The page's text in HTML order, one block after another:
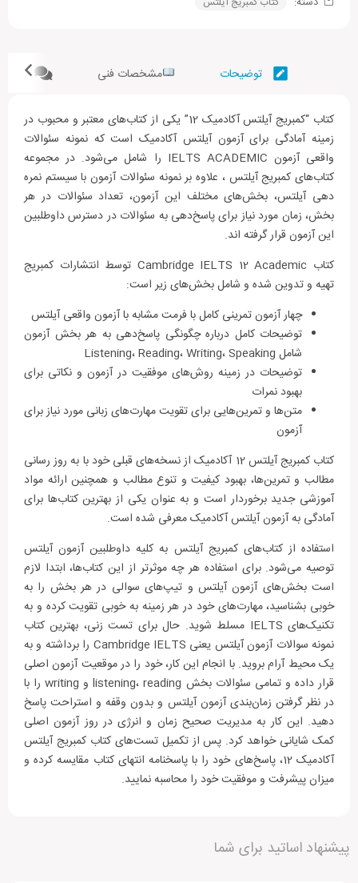
توضیحات مشخصات فنی
کتاب “کمبریج آیلتس آکادمیک 12” یکی از کتاب‌های معتبر و محبوب در
زمینه آمادگی برای آزمون آیلتس آکادمیک است که نمونه سئوالات
واقعی آزمون IELTS ACADEMIC را شامل می‌شود. در مجموعه
کتاب‌های کمبریج آیلتس ، علاوه بر نمونه سئوالات آزمون با سیستم نمره
دهی آیلتس، بخش‌های مختلف این آزمون، تعداد سئوالات در هر
بخش، زمان مورد نیاز برای پاسخ‌دهی به سئوالات در دسترس داوطلبین
این آزمون قرار گرفته اند.
کتاب Cambridge IELTS 12 Academic توسط انتشارات کمبریج
تهیه و تدوین شده و شامل بخش‌های زیر است:
چهار آزمون تمرینی کامل با فرمت مشابه با آزمون واقعی آیلتس
توضیحات کامل درباره چگونگی پاسخ‌دهی به هر بخش آزمون
شامل Listening، Reading، Writing، Speaking
توضیحات در زمینه روش‌های موفقیت در آزمون و نکاتی برای
بهبود نمرات
متن‌ها و تمرین‌هایی برای تقویت مهارت‌های زبانی مورد نیاز برای
آزمون
کتاب کمبریج آیلتس 12 آکادمیک از نسخه‌های قبلی خود با به روز رسانی
مطالب و تمرین‌ها، بهبود کیفیت و تنوع مطالب و همچنین ارائه مواد
آموزشی جدید برخوردار است و به عنوان یکی از بهترین کتاب‌ها برای
آمادگی به آزمون آیلتس آکادمیک معرفی شده است.
استفاده از کتاب‌های کمبریج آیلتس به کلیه داوطلبین آزمون آیلتس
توصیه می‌شود. برای استفاده هر چه موثرتر از این کتاب‌ها، ابتدا لازم‌
است بخش‌های آزمون آیلتس و تیپ‌های سوالی در هر بخش را به
خوبی بشناسید، مهارت‌های خود در هر زمینه به خوبی تقویت کرده و به
تکنیک‌های IELTS مسلط شوید. حال برای تست زنی، بهترین کتاب
نمونه سوالات آزمون آیلتس یعنی Cambridge IELTS را برداشته و به
یک محیط آرام بروید. با انجام این کار، خود را در موقعیت آزمون اصلی
قرار داده و تمامی سئوالات بخش listening، reading و writing را با
در نظر گرفتن زمان‌بندی آزمون آیلتس و بدون وقفه و استراحت پاسخ
دهید. این کار به مدیریت صحیح زمان و انرژی در روز آزمون اصلی
کمک شایانی خواهد کرد. پس از تکمیل تست‌های کتاب کمبریج آیلتس
آکادمیک 12، پاسخ‌های خود را با پاسخنامه‌ انتهای کتاب مقایسه کرده و
میزان پیشرفت و موفقیت خود را محاسبه نمایید.
دیگران را با نوشتن نظرات خود، برای انتخاب این محصول
راهنمایی کنید.
پیشنهاد اساتید برای شما